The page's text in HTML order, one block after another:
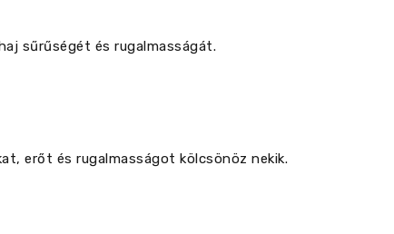
sűrűségét és rugalmasságát.
erőt és rugalmasságot kölcsönöz nekik.